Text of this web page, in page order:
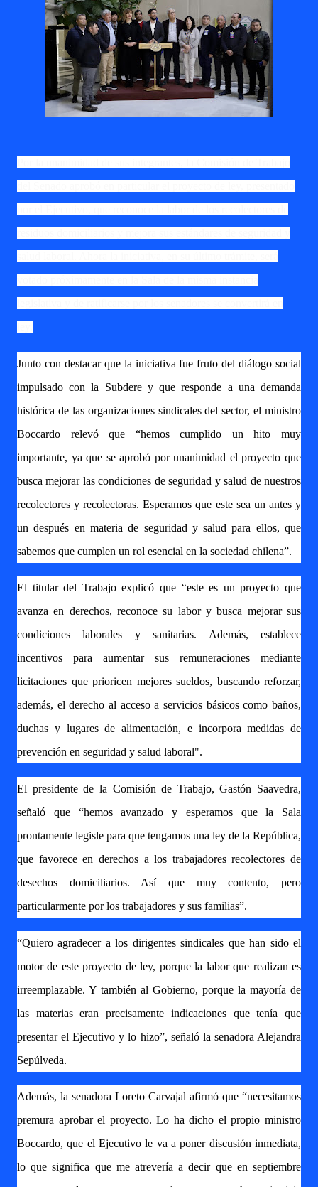
Junto con destacar que la iniciativa fue fruto del diálogo social
impulsado con la Subdere y que responde a una demanda
histórica de las organizaciones sindicales del sector, el ministro
Boccardo relevó que “hemos cumplido un hito muy
importante, ya que se aprobó por unanimidad el proyecto que
busca mejorar las condiciones de seguridad y salud de nuestros
recolectores y recolectoras. Esperamos que este sea un antes y
un después en materia de seguridad y salud para ellos, que
sabemos que cumplen un rol esencial en la sociedad chilena”.
El titular del Trabajo explicó que “este es un proyecto que
avanza en derechos, reconoce su labor y busca mejorar sus
condiciones laborales y sanitarias. Además, establece
incentivos para aumentar sus remuneraciones mediante
licitaciones que prioricen mejores sueldos, buscando reforzar,
además, el derecho al acceso a servicios básicos como baños,
duchas y lugares de alimentación, e incorpora medidas de
prevención en seguridad y salud laboral".
El presidente de la Comisión de Trabajo, Gastón Saavedra,
señaló que “hemos avanzado y esperamos que la Sala
prontamente legisle para que tengamos una ley de la República,
que favorece en derechos a los trabajadores recolectores de
desechos domiciliarios. Así que muy contento, pero
particularmente por los trabajadores y sus familias”.
“Quiero agradecer a los dirigentes sindicales que han sido el
motor de este proyecto de ley, porque la labor que realizan es
irreemplazable. Y también al Gobierno, porque la mayoría de
las materias eran precisamente indicaciones que tenía que
presentar el Ejecutivo y lo hizo”, señaló la senadora Alejandra
Sepúlveda.
Además, la senadora Loreto Carvajal afirmó que “necesitamos
premura aprobar el proyecto. Lo ha dicho el propio ministro
Boccardo, que el Ejecutivo le va a poner discusión inmediata,
lo que significa que me atrevería a decir que en septiembre